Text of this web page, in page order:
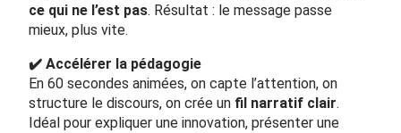
ce qui ne l’est pas. Résultat : le message passe
mieux, plus vite.
✔️ Accélérer la pédagogie
En 60 secondes animées, on capte l’attention, on
structure le discours, on crée un fil narratif clair.
Idéal pour expliquer une innovation, présenter une